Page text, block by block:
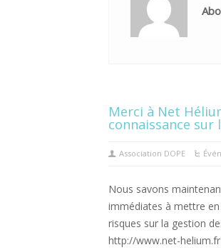
Merci à Net
connaissance sur
Association DOPE
Nous savons
immédiates à mettre
risques sur la gestion
http://www.net-